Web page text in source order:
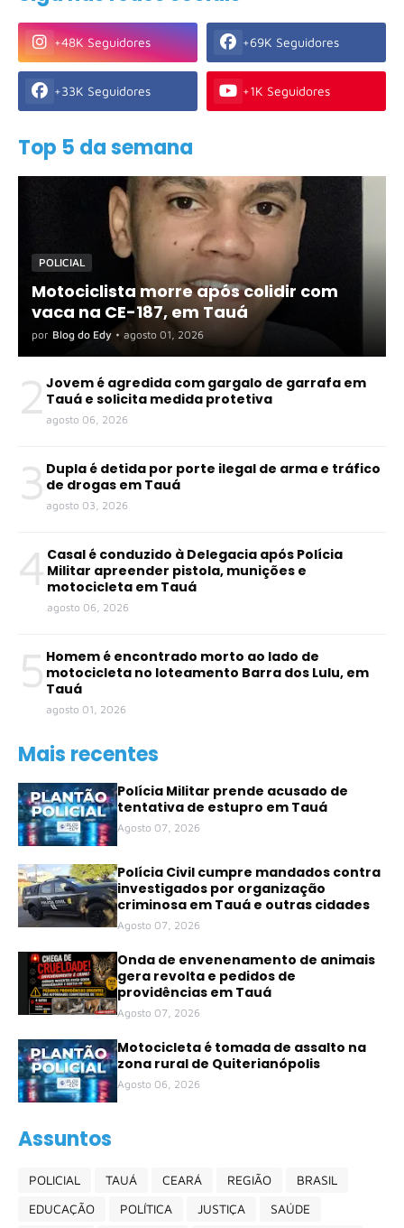
+48K Seguidores +69K Seguidores
+33K Seguidores +1K Seguidores
Top 5 da semana
POLICIAL
Motociclista morre após colidir com
vaca na CE-187, em Tauá
por Blog do Edy • agosto 01, 2026
2 Jovem é agredida com gargalo de garrafa em
Tauá e solicita medida protetiva
agosto 06, 2026
3 Dupla é detida por porte ilegal de arma e tráfico
de drogas em Tauá
agosto 03, 2026
4 Casal é conduzido à Delegacia após Polícia
Militar apreender pistola, munições e
motocicleta em Tauá
agosto 06, 2026
5 Homem é encontrado morto ao lado de
motocicleta no loteamento Barra dos Lulu, em
Tauá
agosto 01, 2026
Mais recentes
Polícia Militar prende acusado de
tentativa de estupro em Tauá
Agosto 07, 2026
Polícia Civil cumpre mandados contra
investigados por organização
criminosa em Tauá e outras cidades
Agosto 07, 2026
Onda de envenenamento de animais
gera revolta e pedidos de
providências em Tauá
Agosto 07, 2026
Motocicleta é tomada de assalto na
zona rural de Quiterianópolis
Agosto 06, 2026
Assuntos
POLICIAL TAUÁ CEARÁ REGIÃO
BRASIL
EDUCAÇÃO
POLÍTICA JUSTIÇA
SAÚDE